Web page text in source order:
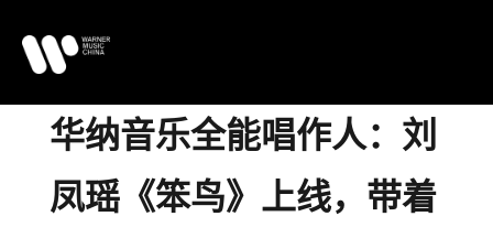
华纳音乐全能唱作人：刘
凤瑶《笨鸟》上线，带着